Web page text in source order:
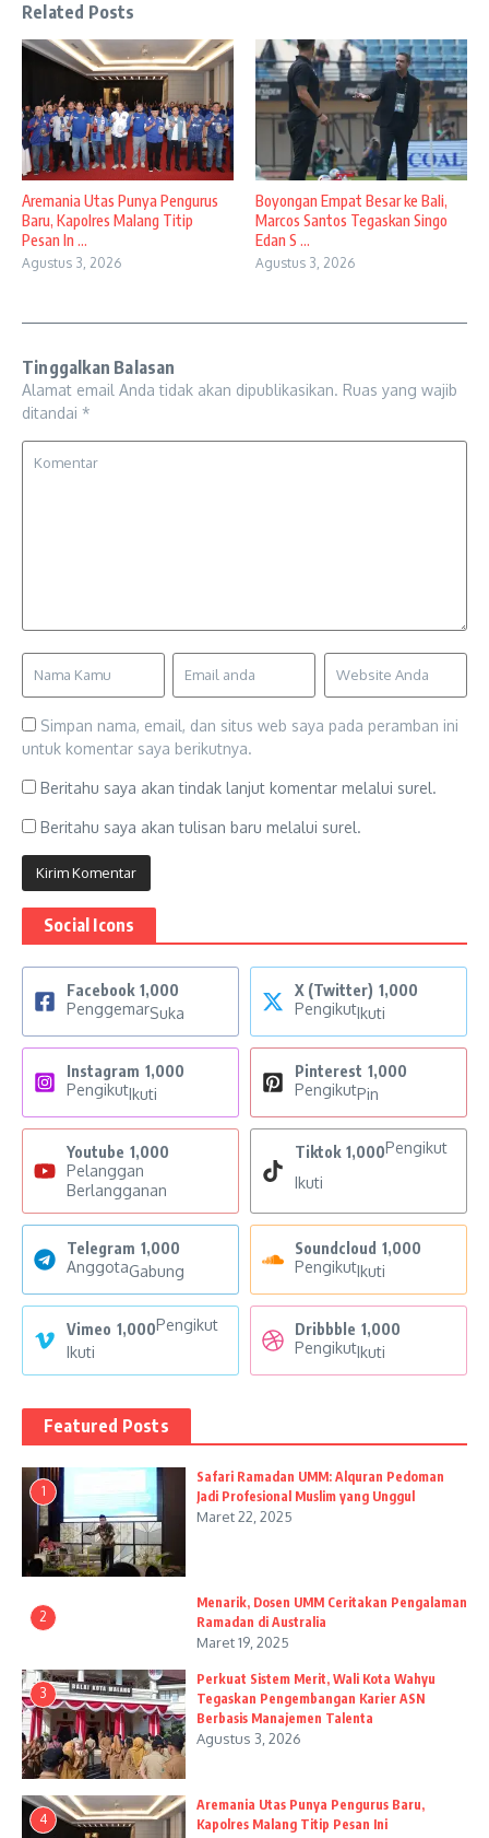
Related Posts
Aremania Utas Punya Pengurus
Baru, Kapolres Malang Titip
Pesan In ...
Agustus 3, 2026
Boyongan Empat Besar ke Bali,
Marcos Santos Tegaskan Singo
Edan S ...
Agustus 3, 2026
Tinggalkan Balasan
Alamat email Anda tidak akan dipublikasikan. Ruas yang wajib
ditandai *
Simpan nama, email, dan situs web saya pada peramban ini
untuk komentar saya berikutnya.
Beritahu saya akan tindak lanjut komentar melalui surel.
Beritahu saya akan tulisan baru melalui surel.
Social Icons
Facebook 1,000
PenggemarSuka
X (Twitter) 1,000
PengikutIkuti
Instagram 1,000
PengikutIkuti
Pinterest 1,000
PengikutPin
Youtube 1,000
Pelanggan
Berlangganan
Tiktok 1,000Pengikut
Ikuti
Telegram 1,000
AnggotaGabung
Soundcloud 1,000
PengikutIkuti
Vimeo 1,000Pengikut
Ikuti
Dribbble 1,000
PengikutIkuti
Featured Posts
1
Safari Ramadan UMM: Alquran Pedoman
Jadi Profesional Muslim yang Unggul
Maret 22, 2025
2
Menarik, Dosen UMM Ceritakan Pengalaman
Ramadan di Australia
Maret 19, 2025
3
Perkuat Sistem Merit, Wali Kota Wahyu
Tegaskan Pengembangan Karier ASN
Berbasis Manajemen Talenta
Agustus 3, 2026
4
Aremania Utas Punya Pengurus Baru,
Kapolres Malang Titip Pesan Ini